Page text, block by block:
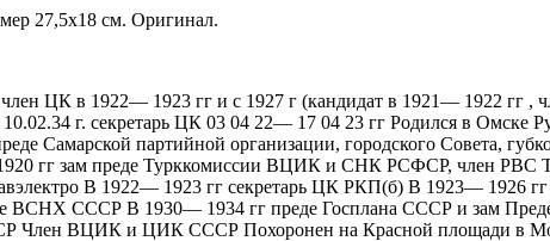
27,5х18 см. Оригинал.
ЦК в 1922— 1923 гг и с 1927 г (кандидат в 1921— 1922 гг ,
г. секретарь ЦК 03 04 22— 17 04 23 гг Родился в Омске
Самарской партийной организации, городского Совета,
гг зам преде Турккомиссии ВЦИК и СНК РСФСР, член РВС
В 1922— 1923 гг секретарь ЦК РКП(б) В 1923— 1926
ВСНХ СССР В 1930— 1934 гг преде Госплана СССР и зам
Член ВЦИК и ЦИК СССР Похоронен на Красной площади в